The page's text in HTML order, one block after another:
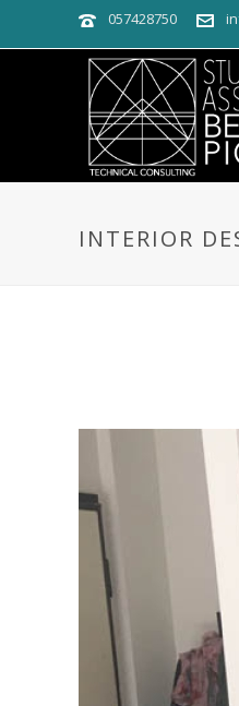
057428750
INTERIOR